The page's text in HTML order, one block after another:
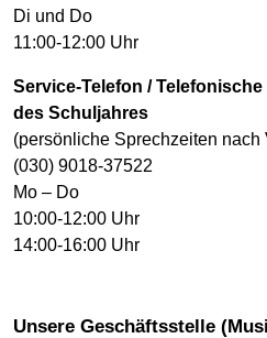
Di und Do
11:00-12:00 Uhr
Service-Telefon /
des Schuljahres
(persönliche Sprechzeiten nach
(030) 9018-37522
Mo – Do
10:00-12:00 Uhr
14:00-16:00 Uhr
Unsere Geschäftsstelle